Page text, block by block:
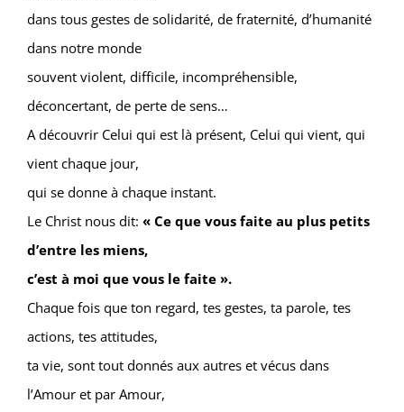
dans tous gestes de solidarité, de fraternité, d’humanité
dans notre monde
souvent violent, difficile, incompréhensible,
déconcertant, de perte de sens…
A découvrir Celui qui est là présent, Celui qui vient, qui
vient chaque jour,
qui se donne à chaque instant.
Le Christ nous dit: « Ce que vous faite au plus petits
d’entre les miens,
c’est à moi que vous le faite ».
Chaque fois que ton regard, tes gestes, ta parole, tes
actions, tes attitudes,
ta vie, sont tout donnés aux autres et vécus dans
l’Amour et par Amour,